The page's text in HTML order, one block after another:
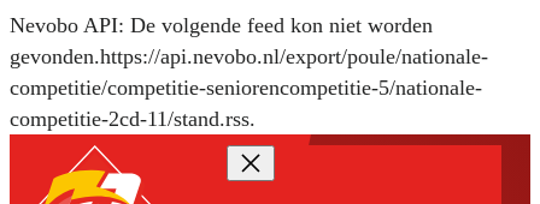
Nevobo API: De volgende feed kon niet worden
gevonden.https://api.nevobo.nl/export/poule/nationale-
competitie/competitie-seniorencompetitie-5/nationale-
competitie-2cd-11/stand.rss.